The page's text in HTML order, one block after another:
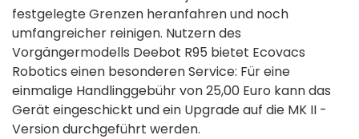
festgelegte Grenzen heranfahren und noch
umfangreicher reinigen. Nutzern des
Vorgängermodells Deebot R95 bietet Ecovacs
Robotics einen besonderen Service: Für eine
einmalige Handlinggebühr von 25,00 Euro kann das
Gerät eingeschickt und ein Upgrade auf die MK II -
Version durchgeführt werden.